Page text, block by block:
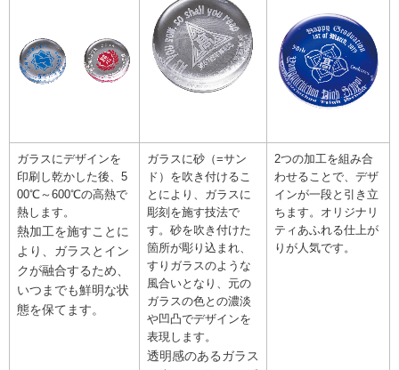
ガラスにデザインを
印刷し乾かした後、5
00℃～600℃の高熱で
熱します。
熱加工を施すことに
より、ガラスとイン
クが融合するため、
いつまでも鮮明な状
態を保てます。
ガラスに砂（=サン
ド）を吹き付けるこ
とにより、ガラスに
彫刻を施す技法で
す。砂を吹き付けた
箇所が彫り込まれ、
すりガラスのような
風合いとなり、元の
ガラスの色との濃淡
や凹凸でデザインを
表現します。
透明感のあるガラス
2つの加工を組み合
わせることで、デザ
インが一段と引き立
ちます。オリジナリ
ティあふれる仕上が
りが人気です。